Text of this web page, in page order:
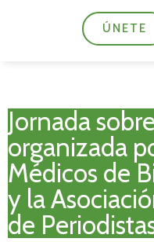
ÚNETE
Jornada
organizada
Médicos de
y la
de